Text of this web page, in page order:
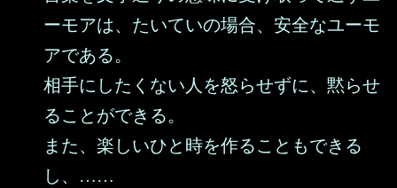
ーモアは、たいていの場合、安全なユーモ
アである。
相手にしたくない人を怒らせずに、黙らせ
ることができる。
また、楽しいひと時を作ることもできる
し、……